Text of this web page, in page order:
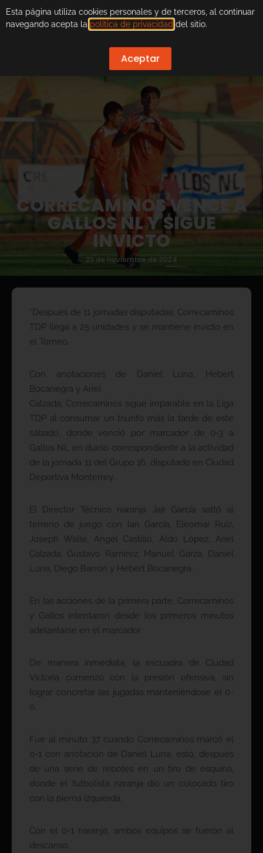
CORRECAMINOS VENCE A
GALLOS NL Y SIGUE
INVICTO
23 de noviembre de 2024
*Después de 11 jornadas disputadas, Correcaminos
TDP llega a 25 unidades y se mantiene invicto en
el Torneo.
Con anotaciones de Daniel Luna, Hebert
Bocanegra y Ariel
Calzada, Correcaminos sigue imparable en la Liga
TDP al consumar un triunfo más la tarde de este
sábado, donde venció por marcador de 0-3 a
Gallos NL en duelo correspondiente a la actividad
de la jornada 11 del Grupo 16, disputado en Ciudad
Deportiva Monterrey.
El Director Técnico naranja Jair García saltó al
terreno de juego con Ian García, Eleomar Ruíz,
Joseph Walle, Angel Castillo, Aldo López, Ariel
Calzada, Gustavo Ramírez, Manuel Garza, Daniel
Luna, Diego Barrón y Hebert Bocanegra.
En las acciones de la primera parte, Correcaminos
y Gallos intentaron desde los primeros minutos
adelantarse en el marcador.
De manera inmediata, la escuadra de Ciudad
Victoria comenzó con la presión ofensiva, sin
lograr concretar las jugadas manteniéndose el 0-
0.
Fue al minuto 37 cuando Correcaminos marcó el
0-1 con anotación de Daniel Luna, esto, después
de una serie de rebotes en un tiro de esquina,
donde el futbolista naranja dio un colocado tiro
con la pierna izquierda.
Con el 0-1 naranja, ambos equipos se fueron al
descanso.
Esta página utiliza cookies personales y de terceros, al continuar
navegando acepta la política de privacidad del sitio.
Aceptar